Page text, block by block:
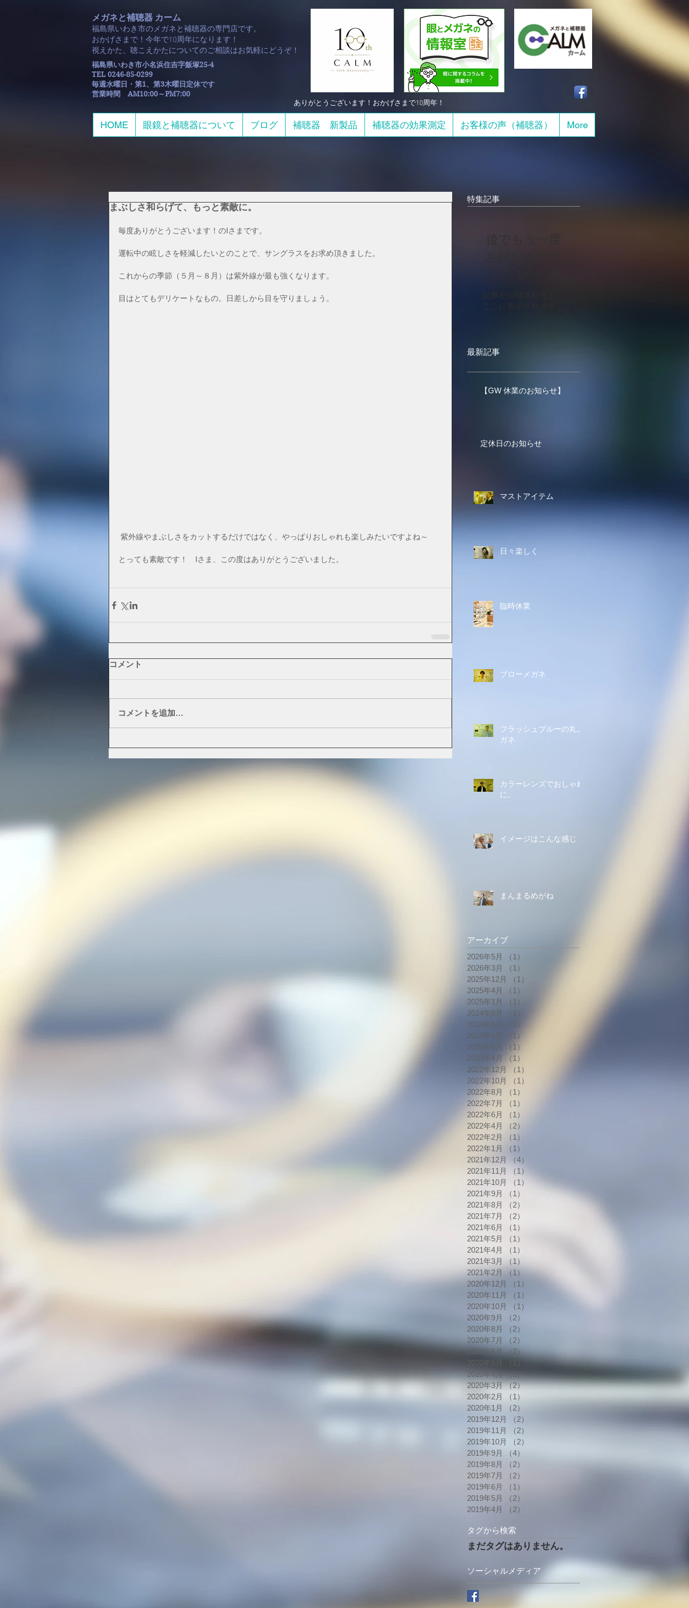
メガネと補聴器 カーム
福島県いわき市のメガネと補聴器の専門店です。
おかげさまで！今年で10周年になります！​
​視えかた、聴こえかたについてのご相談はお気軽にどうぞ！
HOME 眼鏡と補聴器について ブログ 補聴器 新製品 補聴器の効果測定 お客様の声（補聴器） More
福島県いわき市小名浜住吉字飯塚25-4
TEL 0246-85-0299
毎週水曜日・第1、第3木曜日定休です
​営業時間 AM10:00～PM7:00
​ありがとうございます！おかげさまで10周年！
まぶしさ和らげて、もっと素敵に。
毎度ありがとうございます！のIさまです。
運転中の眩しさを軽減したいとのことで、サングラスをお求め頂きました。
これからの季節（５月～８月）は紫外線が最も強くなります。
目はとてもデリケートなもの。日差しから目を守りましょう。
紫外線やまぶしさをカットするだけではなく、やっぱりおしゃれも楽しみたいですよね～
とっても素敵です！　Iさま、この度はありがとうございました。
コメント
コメントを追加…
特集記事
ここに表示されます。
最新記事
【GW 休業のお知らせ】
定休日のお知らせ
マストアイテム
日々楽しく
臨時休業
ブローメガネ
フラッシュブルーの丸メ
ガネ
カラーレンズでおしゃれ
に。
イメージはこんな感じ
まんまるめがね
アーカイブ
2026年5月
（1）
2026年3月
（1）
2025年12月
（1）
2025年4月
（1）
2025年1月
（1）
2024年8月
（1）
2024年5月
（1）
2024年1月
（1）
2023年8月
（1）
2023年4月
（1）
2022年12月
（1）
2022年10月
（1）
2022年8月
（1）
2022年7月
（1）
2022年6月
（1）
2022年4月
（2）
2022年2月
（1）
2022年1月
（1）
2021年12月
（4）
2021年11月
（1）
2021年10月
（1）
2021年9月
（1）
2021年8月
（2）
2021年7月
（2）
2021年6月
（1）
2021年5月
（1）
2021年4月
（1）
2021年3月
（1）
2021年2月
（1）
2020年12月
（1）
2020年11月
（1）
2020年10月
（1）
2020年9月
（2）
2020年8月
（2）
2020年7月
（2）
2020年6月 （2）2件の記事
2020年5月
（1）
1件の記事
2020年4月 （2）2件の記事
2020年3月 （2）2件の記事
2020年2月
（1）
2020年1月
（2）
2019年12月
（2）
2019年11月
（2）
2019年10月
（2）
2019年9月
（4）
2019年8月
（2）
2019年7月
（2）
2019年6月
（1）
2019年5月
（2）
2019年4月
（2）
タグから検索
まだタグはありません。
ソーシャルメディア